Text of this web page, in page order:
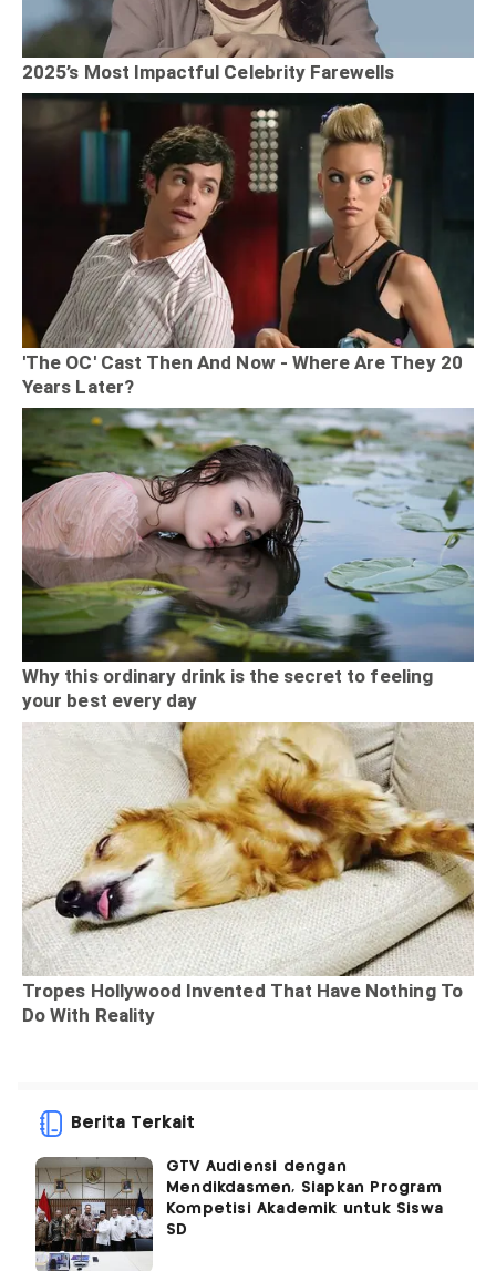
Berita Terkait
GTV Audiensi dengan
Mendikdasmen, Siapkan Program
Kompetisi Akademik untuk Siswa
SD